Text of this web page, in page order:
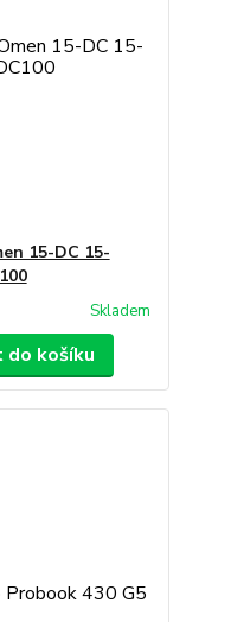
15-DC 15-
Skladem
do košíku